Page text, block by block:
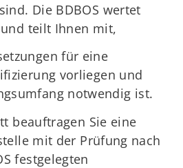
Die BDBOS wertet
teilt Ihnen mit,
für eine
vorliegen und
notwendig ist.
beauftragen Sie eine
mit der Prüfung nach
festgelegten